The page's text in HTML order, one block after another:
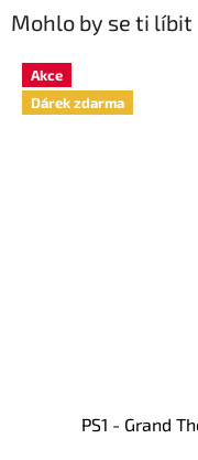
Mohlo by se ti líbit
Akce
Dárek zdarma
PS1 - Grand